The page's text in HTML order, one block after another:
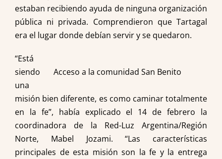
estaban recibiendo ayuda de ninguna organización
pública ni privada. Comprendieron que Tartagal
era el lugar donde debían servir y se quedaron.
Acceso a la comunidad San Benito
“Está
siendo
una
misión bien diferente, es como caminar totalmente
en la fe”, había explicado el 14 de febrero la
coordinadora de la Red-Luz Argentina/Región
Norte, Mabel Jozami. “Las características
principales de esta misión son la fe y la entrega